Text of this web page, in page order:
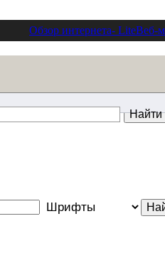
Обзор интернета- LiteВеб-